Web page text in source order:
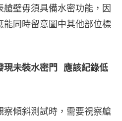
壁毋須具備水密功能，因
同時留意圖中其他部位標
未裝水密門   應該紀錄低
傾斜測試時，需要視察艙